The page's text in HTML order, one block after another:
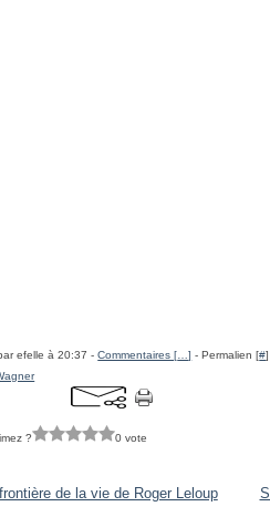
efelle à 20:37 -Commentaires [ …] - Permalien [#]
? 0 vote
de la vie de Roger Leloup